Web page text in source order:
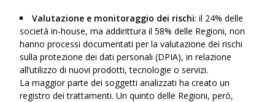
Valutazione e monitoraggio dei rischi: il 24% delle
società in-house, ma addirittura il 58% delle Regioni, non
hanno processi documentati per la valutazione dei rischi
sulla protezione dei dati personali (DPIA), in relazione
all’utilizzo di nuovi prodotti, tecnologie o servizi.
La maggior parte dei soggetti analizzati ha creato un
registro dei trattamenti. Un quinto delle Regioni, però,